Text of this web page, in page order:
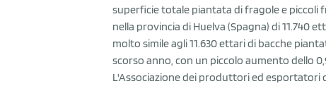
superficie totale piantata di fragole e piccoli
nella provincia di Huelva (Spagna) di 11.740
molto simile agli 11.630 ettari di bacche
scorso anno, con un piccolo aumento dello
L'Associazione dei produttori ed esportatori